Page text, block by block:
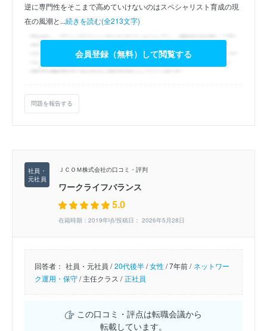
逆に専門性をそこまで高めていけないのはスペシャリスト育成の現
在の風潮と...続きを読む(全213文字)
会員登録（無料）して閲覧する
問題を報告する
ＪＣＯＭ株式会社の口コミ・評判
ワークライフバランス
5.0
在籍時期：2019年頃/投稿日： 2026年5月28日
回答者： 社員・元社員 / 20代後半/女性/7年前 / ネットワー
ク運用・保守/主任クラス / 正社員
この口コミ・評点は転職会議から
転載しています。